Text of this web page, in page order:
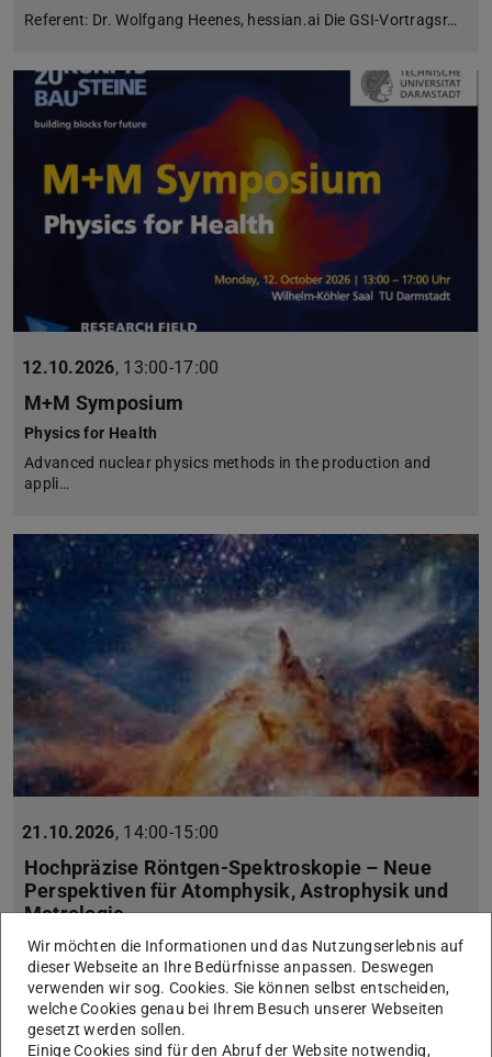
Referent: Dr. Wolfgang Heenes, hessian.ai Die GSI-Vortragsr…
12.10.2026, 13:00-17:00
M+M Symposium
Physics for Health
Advanced nuclear physics methods in the production and
appli…
21.10.2026, 14:00-15:00
Hochpräzise Röntgen-Spektroskopie – Neue
Perspektiven für Atomphysik, Astrophysik und
Metrologie
Ein Vortrag aus der Vortragsreihe "Wissenschaft für Alle" von
FAIR und GSI
Referentin: Dr. Sonja Bernitt, GSI/FAIR/Helmholtz-Institut J…
Wir möchten die Informationen und das Nutzungserlebnis auf
dieser Webseite an Ihre Bedürfnisse anpassen. Deswegen
verwenden wir sog. Cookies. Sie können selbst entscheiden,
welche Cookies genau bei Ihrem Besuch unserer Webseiten
gesetzt werden sollen.
Einige Cookies sind für den Abruf der Website notwendig,